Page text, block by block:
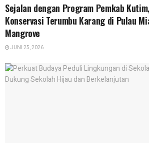
Sejalan dengan Program Pemkab
Konservasi Terumbu Karang di Pulau
Mangrove
JUNI 25, 2026